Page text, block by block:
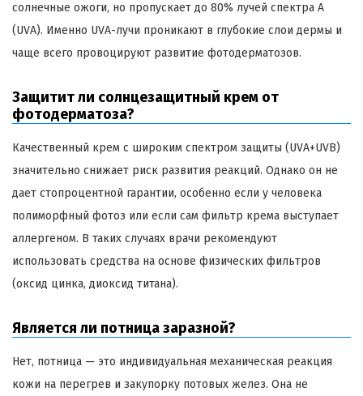
солнечные ожоги, но пропускает до 80% лучей спектра А
(UVA). Именно UVA-лучи проникают в глубокие слои дермы и
чаще всего провоцируют развитие фотодерматозов.
Защитит ли солнцезащитный крем от
фотодерматоза?
Качественный крем с широким спектром защиты (UVA+UVB)
значительно снижает риск развития реакций. Однако он не
дает стопроцентной гарантии, особенно если у человека
полиморфный фотоз или если сам фильтр крема выступает
аллергеном. В таких случаях врачи рекомендуют
использовать средства на основе физических фильтров
(оксид цинка, диоксид титана).
Является ли потница заразной?
Нет, потница — это индивидуальная механическая реакция
кожи на перегрев и закупорку потовых желез. Она не